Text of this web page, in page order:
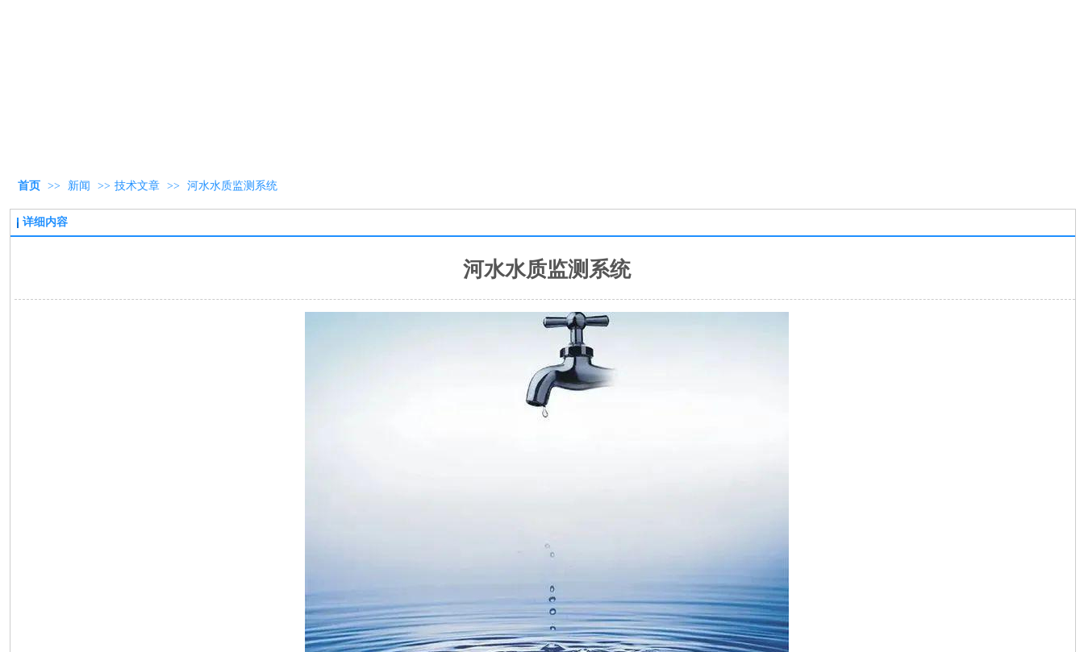
首页 >> 新闻 >> 技术文章 >> 河水水质监测系统
详细内容
河水水质监测系统